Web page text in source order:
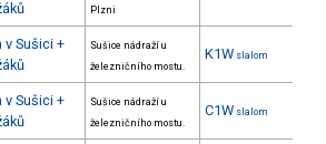
Plzni
v Sušici +
Sušice nádraží u
železničního mostu.
K1W slalom
v Sušici +
Sušice nádraží u
železničního mostu.
C1W slalom